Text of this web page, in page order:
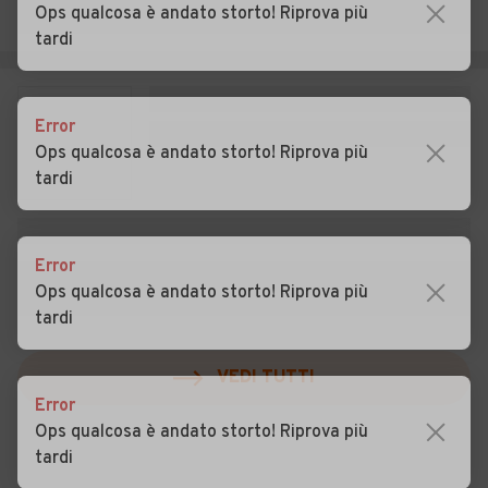
Veronese
Auto usate Salizzole
Auto usate San Giovanni
Ilarione
Auto usate San Giovanni
Auto usate San Martino
Buon Albergo
Auto usate San Mauro di
Auto usate San Pietro di
Morubio
Auto usate San Pietro in
Auto usate San Zeno di
Auto usate Sanguinetto
Auto usate Sant'Ambrogio
di Valpolicella
Auto usate Sant'Anna
Auto usate Selva di Progno
VEDI TUTTI
Ops qualcosa è andato storto! Riprova più
tardi
Error
Ops qualcosa è andato storto! Riprova più
tardi
Error
Ops qualcosa è andato storto! Riprova più
tardi
Error
Ops qualcosa è andato storto! Riprova più
tardi